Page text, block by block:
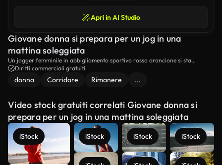
Apri in AI Studio
Giovane donna si prepara per un jog in una
mattina soleggiata
Un jogger femminile in abbigliamento sportivo rosso arancione si sta
riscaldando per la sua corsa mattutina all'aperto. sta correndo sul posto
mentre ascolta musica utilizzando le cuffie wireless.
Diritti commerciali gratuiti
donna Corridore Rimanere ...
Video stock gratuiti correlati Giovane donna si
prepara per un jog in una mattina soleggiata
iStock iStock iStock iStock